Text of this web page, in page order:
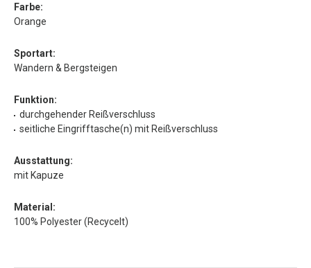
Farbe:
Orange
Sportart:
Wandern & Bergsteigen
Funktion:
durchgehender Reißverschluss
seitliche Eingrifftasche(n) mit Reißverschluss
Ausstattung:
mit Kapuze
Material:
100% Polyester (Recycelt)